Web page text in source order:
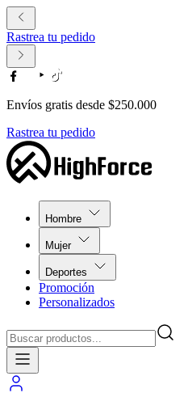
Rastrea tu pedido
Envíos gratis desde $250.000
Rastrea tu pedido
Hombre
Mujer
Deportes
Promoción
Personalizados